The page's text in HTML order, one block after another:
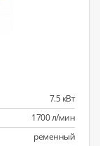
7.5 кВт
1700 л/мин
ременный